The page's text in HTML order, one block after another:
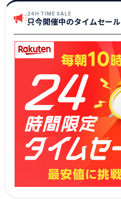
24H TIME SALE
只今開催中のタイムセール